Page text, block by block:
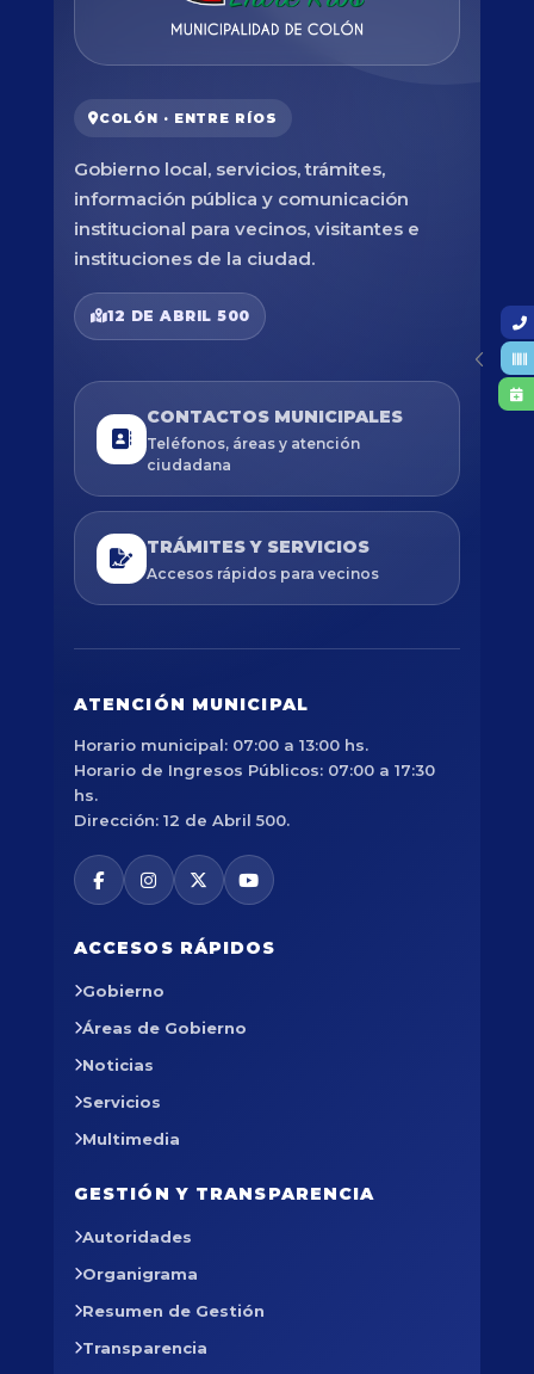
COLÓN · ENTRE RÍOS
Gobierno local, servicios, trámites,
información pública y comunicación
institucional para vecinos, visitantes e
instituciones de la ciudad.
12 DE ABRIL 500
CONTACTOS MUNICIPALES
Teléfonos, áreas y atención
ciudadana
TRÁMITES Y SERVICIOS
Accesos rápidos para vecinos
ATENCIÓN MUNICIPAL
Horario municipal: 07:00 a 13:00 hs.
Horario de Ingresos Públicos: 07:00 a 17:30
hs.
Dirección: 12 de Abril 500.
ACCESOS RÁPIDOS
Gobierno
Áreas de Gobierno
Noticias
Servicios
Multimedia
GESTIÓN Y TRANSPARENCIA
Autoridades
Organigrama
Resumen de Gestión
Transparencia